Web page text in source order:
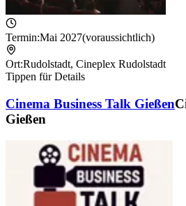
Termin:Mai 2027(voraussichtlich)
Ort:Rudolstadt, Cineplex Rudolstadt
Tippen für Details
Cinema Business Talk Gießen
Gießen